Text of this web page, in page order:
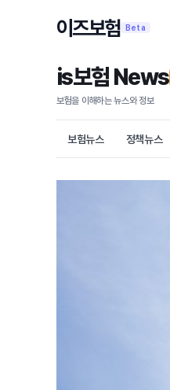
이즈보험 Beta
is보험 News
보험을 이해하는 뉴스와 정보
보험뉴스 정책뉴스